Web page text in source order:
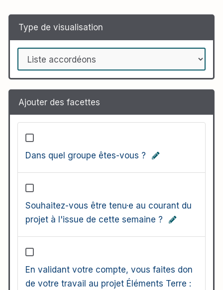
Type de visualisation
Ajouter des facettes
Dans quel groupe êtes-vous ?
Souhaitez-vous être tenu·e au courant du
projet à l'issue de cette semaine ?
En validant votre compte, vous faites don
de votre travail au projet Éléments Terre :